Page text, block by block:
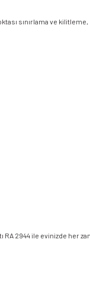
sınırlama ve
2944 ile evinizde her